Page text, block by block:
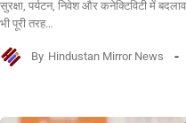
सुरक्षा, पर्यटन, निवेश और कनेक्टिविटी में
भी पूरी तरह…
By Hindustan Mirror News